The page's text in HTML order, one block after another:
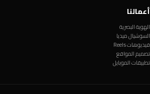
أعمالنا
الهوية البصرية
السوشيال ميديا
فيديوهات Reels
تصميم المواقع
تطبيقات الموبايل